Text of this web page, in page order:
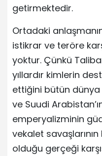
getirmektedir.
Ortadaki
istikrar ve teröre
yoktur. Çünkü
yıllardır kimlerin
ettiğini bütün dünya
ve Suudi
emperyalizminin
vekalet
olduğu gerçeği